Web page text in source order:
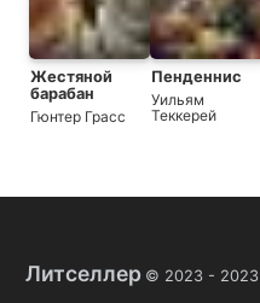
Жестяной
барабан
Гюнтер Грасс
Пенденнис
Уильям
Теккерей
Литселлер © 2023 - 2023